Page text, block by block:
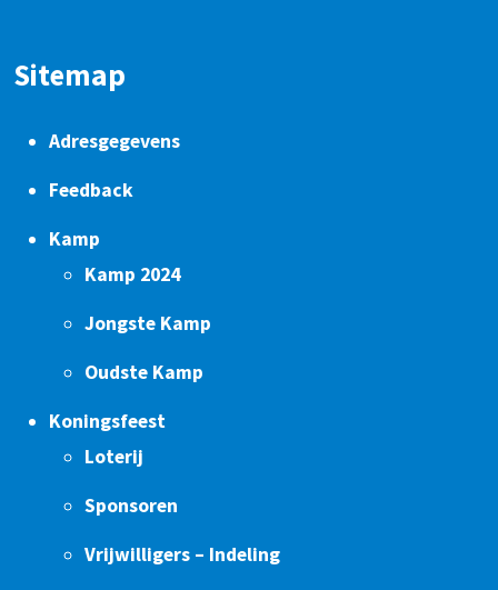
Sitemap
Adresgegevens
Feedback
Kamp
Kamp 2024
Jongste Kamp
Oudste Kamp
Koningsfeest
Loterij
Sponsoren
Vrijwilligers – Indeling